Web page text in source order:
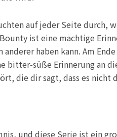
auf jeder Seite durch,
ist eine mächtige
haben kann. Am
bitter-süße Erinnerung an
die dir sagt, dass es
und diese Serie ist ein